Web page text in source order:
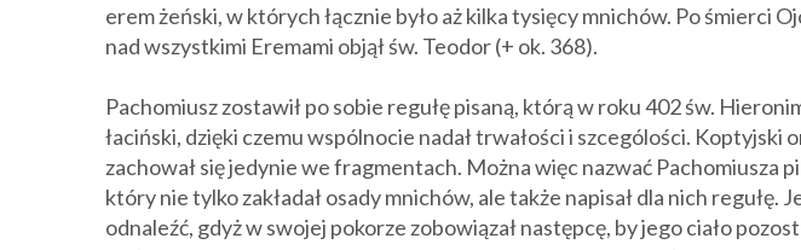
erem żeński, w których łącznie było aż kilka tysięcy mnichów. Po śmierci
nad wszystkimi Eremami objął św. Teodor (+ ok. 368).
Pachomiusz zostawił po sobie regułę pisaną, którą w roku 402 św.
łaciński, dzięki czemu wspólnocie nadał trwałości i szcególości. Koptyjski
zachował się jedynie we fragmentach. Można więc nazwać Pachomiusza
który nie tylko zakładał osady mnichów, ale także napisał dla nich regułę.
odnaleźć, gdyż w swojej pokorze zobowiązał następcę, by jego ciało